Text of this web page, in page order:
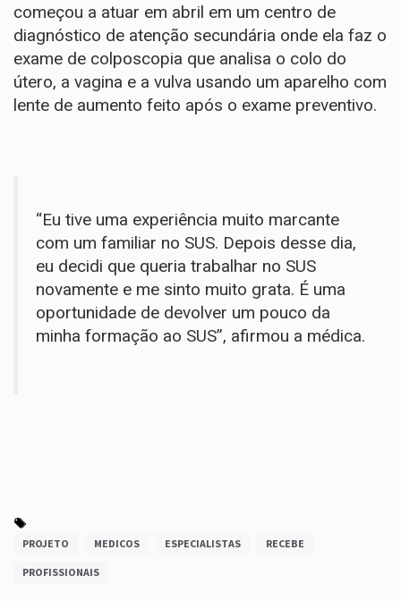
começou a atuar em abril em um centro de
diagnóstico de atenção secundária onde ela faz o
exame de colposcopia que analisa o colo do
útero, a vagina e a vulva usando um aparelho com
lente de aumento feito após o exame preventivo.
“Eu tive uma experiência muito marcante
com um familiar no SUS. Depois desse dia,
eu decidi que queria trabalhar no SUS
novamente e me sinto muito grata. É uma
oportunidade de devolver um pouco da
minha formação ao SUS”, afirmou a médica.
PROJETO MEDICOS ESPECIALISTAS RECEBE
PROFISSIONAIS